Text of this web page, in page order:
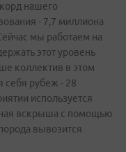
нашего
- 7,7 миллиона
мы работаем на
этот уровень
коллектив в этом
себя рубеж - 28
используется
вскрыша с помощью
вывозится